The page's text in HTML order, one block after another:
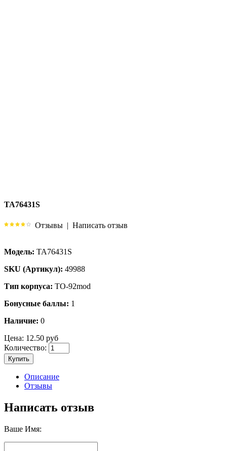
TA76431S
Отзывы | Написать отзыв
Модель: TA76431S
SKU (Артикул): 49988
Тип корпуса: TO-92mod
Бонусные баллы: 1
Наличие: 0
Цена: 12.50 руб
Количество:
Купить
Описание
Отзывы
Написать отзыв
Ваше Имя: